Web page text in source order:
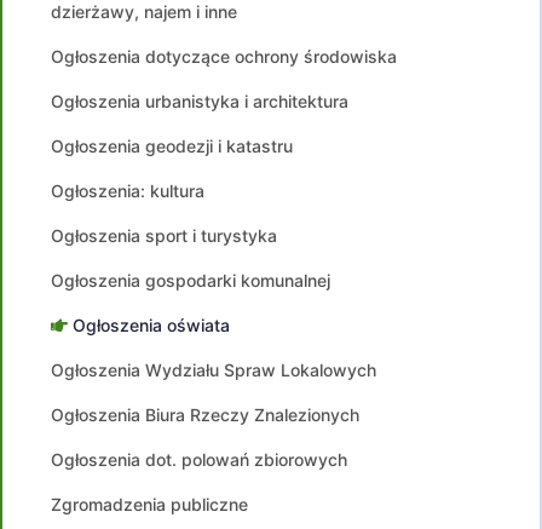
dzierżawy, najem i inne
Ogłoszenia dotyczące ochrony środowiska
Ogłoszenia urbanistyka i architektura
Ogłoszenia geodezji i katastru
Ogłoszenia: kultura
Ogłoszenia sport i turystyka
Ogłoszenia gospodarki komunalnej
Ogłoszenia oświata
Ogłoszenia Wydziału Spraw Lokalowych
Ogłoszenia Biura Rzeczy Znalezionych
Ogłoszenia dot. polowań zbiorowych
Zgromadzenia publiczne